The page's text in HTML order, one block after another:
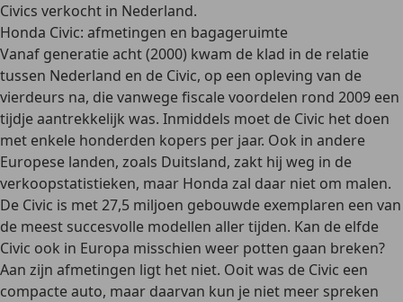
Civics verkocht in Nederland.
Honda Civic: afmetingen en bagageruimte
Vanaf generatie acht (2000) kwam de klad in de relatie
tussen Nederland en de Civic, op een opleving van de
vierdeurs na, die vanwege fiscale voordelen rond 2009 een
tijdje aantrekkelijk was. Inmiddels moet de Civic het doen
met enkele honderden kopers per jaar. Ook in andere
Europese landen, zoals Duitsland, zakt hij weg in de
verkoopstatistieken, maar Honda zal daar niet om malen.
De Civic is met 27,5 miljoen gebouwde exemplaren een van
de meest succesvolle modellen aller tijden. Kan de elfde
Civic ook in Europa misschien weer potten gaan breken?
Aan zijn afmetingen ligt het niet. Ooit was de Civic een
compacte auto, maar daarvan kun je niet meer spreken